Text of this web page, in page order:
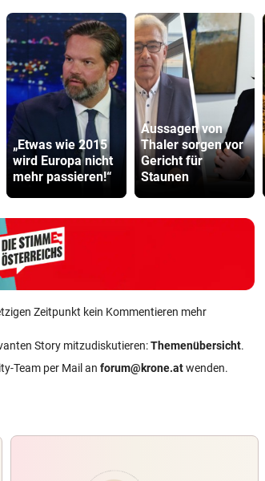
„Etwas wie 2015
wird Europa nicht
mehr passieren!“
Aussagen von
Thaler sorgen vor
Gericht für
Staunen
Zeitpunkt kein Kommentieren mehr
Story mitzudiskutieren:Themenübersicht.
Team per Mail an forum@krone.atwenden.